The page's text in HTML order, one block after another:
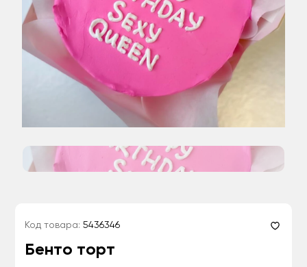
Код товара: 5436346
Бенто торт